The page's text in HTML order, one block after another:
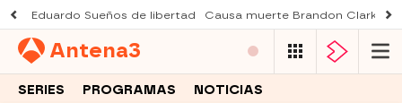
Eduardo Sueños de libertad Causa muerte Brandon Clarke
Antena3
SERIES PROGRAMAS NOTICIAS